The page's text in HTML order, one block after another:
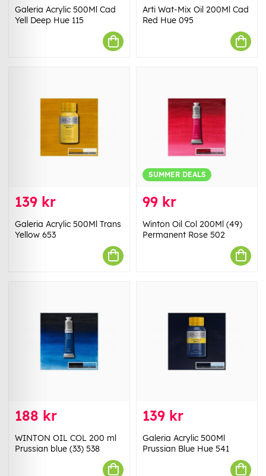
Galeria Acrylic 500Ml Cad
Yell Deep Hue 115
Arti Wat-Mix Oil 200Ml Cad
Red Hue 095
139 kr
Galeria Acrylic 500Ml Trans
Yellow 653
SUMMER DEALS
99 kr
Winton Oil Col 200Ml (49)
Permanent Rose 502
188 kr
WINTON OIL COL 200 ml
Prussian blue (33) 538
139 kr
Galeria Acrylic 500Ml
Prussian Blue Hue 541